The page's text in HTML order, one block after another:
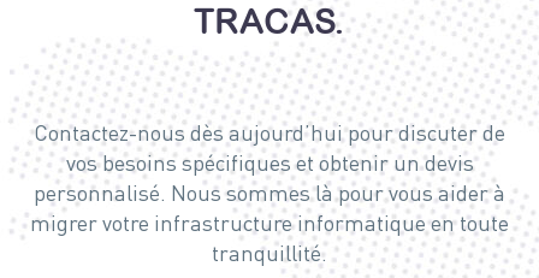
TRACAS.
Contactez-nous dès aujourd’hui pour discuter de
vos besoins spécifiques et obtenir un devis
personnalisé. Nous sommes là pour vous aider à
migrer votre infrastructure informatique en toute
tranquillité.